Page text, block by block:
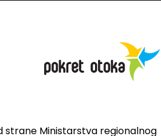
strane Ministarstva regionalnog